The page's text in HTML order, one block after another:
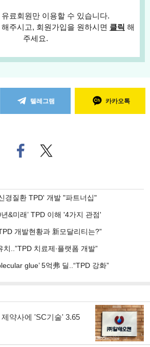
료회원만 이용할 수 있습니다.
해주시고, 회원가입을 원하시면 클릭 해
주세요.
텔레그램 카카오톡
페
이
로
기
사
유
기
트위
터로
경질환 TPD' 개발 "파트너십"
&미래’ TPD 이해 '4가지 관점'
개발현황과 新모달리티는?”
..”TPD 치료제∙플랫폼 개발”
glue’ 5억弗 딜..“TPD 강화”
약사에 'SC기술' 3.65